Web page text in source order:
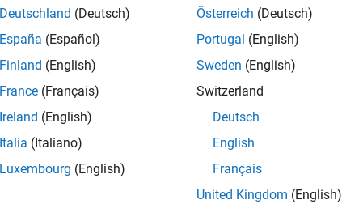
Deutschland (Deutsch)
España (Español)
Finland (English)
France (Français)
Ireland (English)
Italia (Italiano)
Luxembourg (English)
Österreich (Deutsch)
Portugal (English)
Sweden (English)
Switzerland
Deutsch
English
Français
United Kingdom (English)